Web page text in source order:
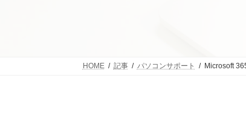
HOME 記事 パソコンサポート Microsoft